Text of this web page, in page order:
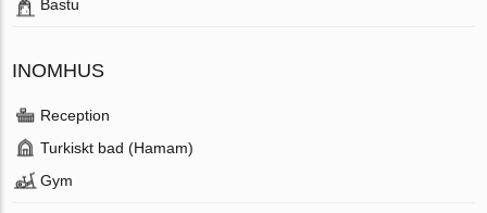
Bastu
INOMHUS
Reception
Turkiskt bad (Hamam)
Gym